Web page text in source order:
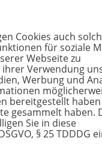
die BiBox
die
ist für den
der Verlag
Snipping-Tools
15 % mithilfe des
pro
Cookies auch
für soziale
Webseite zu
Verwendung
Werbung und
bereitgestellt
gesammelt haben.
Sie in diese
§ 25 TDDDG